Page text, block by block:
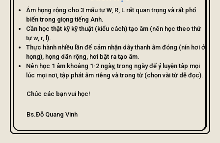
Âm họng rộng cho 3 mẩu tự W, R, L rất quan trọng và rất phổ
biến trong giọng tiếng Anh.
Cần học thật kỹ kỹ thuật (kiểu cách) tạo âm (nên học theo thứ
tự w, r, l).
Thực hành nhiều lần để cảm nhận dây thanh âm đóng (nín hơi ở
họng), họng dãn rộng, hơi bật ra tạo âm.
Nên học 1 âm khoảng 1-2 ngày, trong ngày để ý luyện tâp mọi
lúc mọi nơi, tập phát âm riêng và trong từ (chọn vài từ dễ đọc).
Chúc các bạn vui học!
Bs.Đỗ Quang Vinh